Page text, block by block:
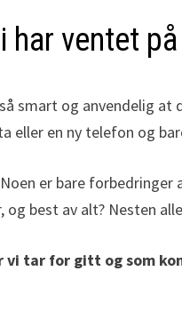
ventet
smart og anvendelig
eller en ny telefon og
er bare
best av alt? Nesten
vi tar for gitt og som